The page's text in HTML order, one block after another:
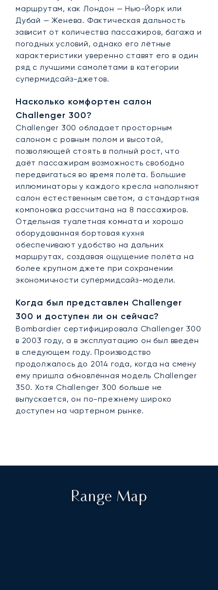
маршрутам, как Лондон — Нью-Йорк или
Дубай — Женева. Фактическая дальность
зависит от количества пассажиров, багажа и
погодных условий, однако его лётные
характеристики уверенно ставят его в один
ряд с лучшими самолётами в категории
супермидсайз-джетов.
Насколько комфортен салон
Challenger 300?
Challenger 300 обладает просторным
салоном с ровным полом и высотой,
позволяющей стоять в полный рост, что
даёт пассажирам возможность свободно
передвигаться во время полёта. Большие
иллюминаторы у каждого кресла наполняют
салон естественным светом, а стандартная
компоновка рассчитана на 8 пассажиров.
Отдельная туалетная комната и хорошо
оборудованная бортовая кухня
обеспечивают удобство на дальних
маршрутах, создавая ощущение полёта на
более крупном джете при сохранении
экономичности супермидсайз-модели.
Когда был представлен Challenger
300 и доступен ли он сейчас?
Bombardier сертифицировала Challenger 300
в 2003 году, а в эксплуатацию он был введён
в следующем году. Производство
продолжалось до 2014 года, когда на смену
ему пришла обновлённая модель Challenger
350. Хотя Challenger 300 больше не
выпускается, он по-прежнему широко
доступен на чартерном рынке.
Range Map